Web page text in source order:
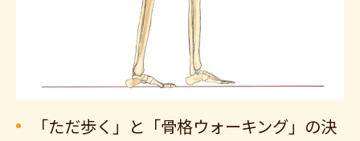
「ただ歩く」と「骨格ウォーキング」の決